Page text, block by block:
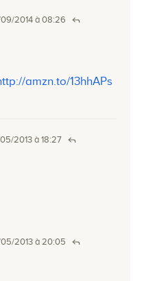
09/2014 à 08:26
amzn.to/13hhAPs
2013 à 18:27
05/2013 à 20:05